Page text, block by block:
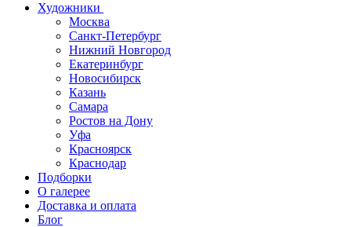
Художники
Москва
Санкт-Петербург
Нижний Новгород
Екатеринбург
Новосибирск
Казань
Самара
Ростов на Дону
Уфа
Красноярск
Краснодар
Подборки
О галерее
Доставка и оплата
Блог